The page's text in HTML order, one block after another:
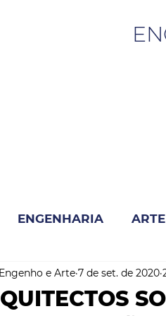
ENGENHARIA
NEGÓCIO
Engenho e Arte 7 de set. de 2020